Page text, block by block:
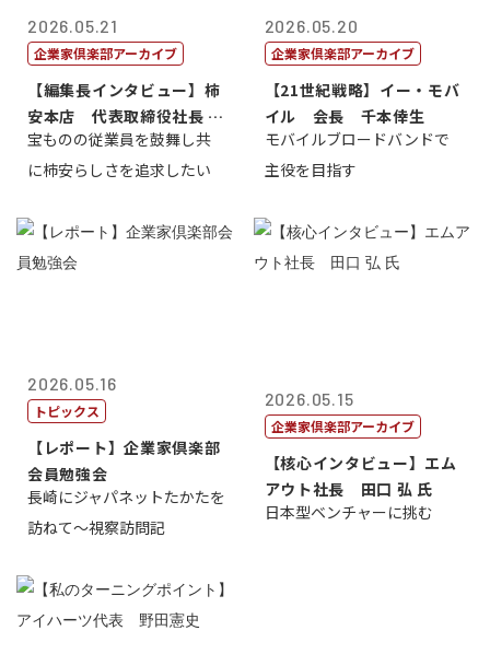
2026.05.21
企業家倶楽部アーカイブ
【編集長インタビュー】柿
安本店 代表取締役社長 赤
塚保正
宝ものの従業員を鼓舞し共
に柿安らしさを追求したい
2026.05.20
企業家倶楽部アーカイブ
【21世紀戦略】イー・モバ
イル 会長 千本倖生
モバイルブロードバンドで
主役を目指す
2026.05.16
トピックス
【レポート】企業家倶楽部
会員勉強会
長崎にジャパネットたかたを
訪ねて～視察訪問記
2026.05.15
企業家倶楽部アーカイブ
【核心インタビュー】エム
アウト社長 田口 弘 氏
日本型ベンチャーに挑む